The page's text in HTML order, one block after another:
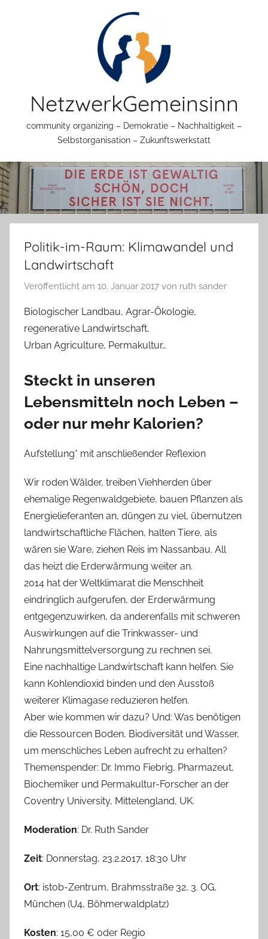
NetzwerkGemeinsinn
community organizing – Demokratie – Nachhaltigkeit –
Selbstorganisation – Zukunftswerkstatt
Politik-im-Raum: Klimawandel und
Landwirtschaft
Veröffentlicht am 10. Januar 2017 von ruth sander
Biologischer Landbau, Agrar-Ökologie,
regenerative Landwirtschaft,
Urban Agriculture, Permakultur…
Steckt in unseren
Lebensmitteln noch Leben –
oder nur mehr Kalorien?
Aufstellung* mit anschließender Reflexion
Wir roden Wälder, treiben Viehherden über
ehemalige Regenwaldgebiete, bauen Pflanzen als
Energielieferanten an, düngen zu viel, übernutzen
landwirtschaftliche Flächen, halten Tiere, als
wären sie Ware, ziehen Reis im Nassanbau. All
das heizt die Erderwärmung weiter an.
2014 hat der Weltklimarat die Menschheit
eindringlich aufgerufen, der Erderwärmung
entgegenzuwirken, da anderenfalls mit schweren
Auswirkungen auf die Trinkwasser- und
Nahrungsmittelversorgung zu rechnen sei.
Eine nachhaltige Landwirtschaft kann helfen. Sie
kann Kohlendioxid binden und den Ausstoß
weiterer Klimagase reduzieren helfen.
Aber wie kommen wir dazu? Und: Was benötigen
die Ressourcen Boden, Biodiversität und Wasser,
um menschliches Leben aufrecht zu erhalten?
Themenspender: Dr. Immo Fiebrig, Pharmazeut,
Biochemiker und Permakultur-Forscher an der
Coventry University, Mittelengland, UK.
Moderation: Dr. Ruth Sander
Zeit: Donnerstag, 23.2.2017, 18:30 Uhr
Ort: istob-Zentrum, Brahmsstraße 32, 3. OG,
München (U4, Böhmerwaldplatz)
Kosten: 15,00 € oder Regio